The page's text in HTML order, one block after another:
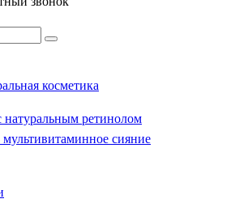
косметика
ретинолом
сияние